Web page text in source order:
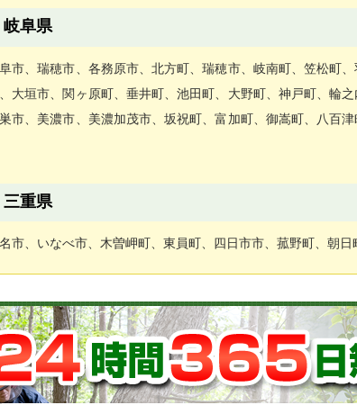
岐阜県
市、瑞穂市、各務原市、北方町、瑞穂市、岐南町、笠松町
大垣市、関ヶ原町、垂井町、池田町、大野町、神戸町、輪
市、美濃市、美濃加茂市、坂祝町、富加町、御嵩町、八百
三重県
市、いなべ市、木曽岬町、東員町、四日市市、菰野町、朝